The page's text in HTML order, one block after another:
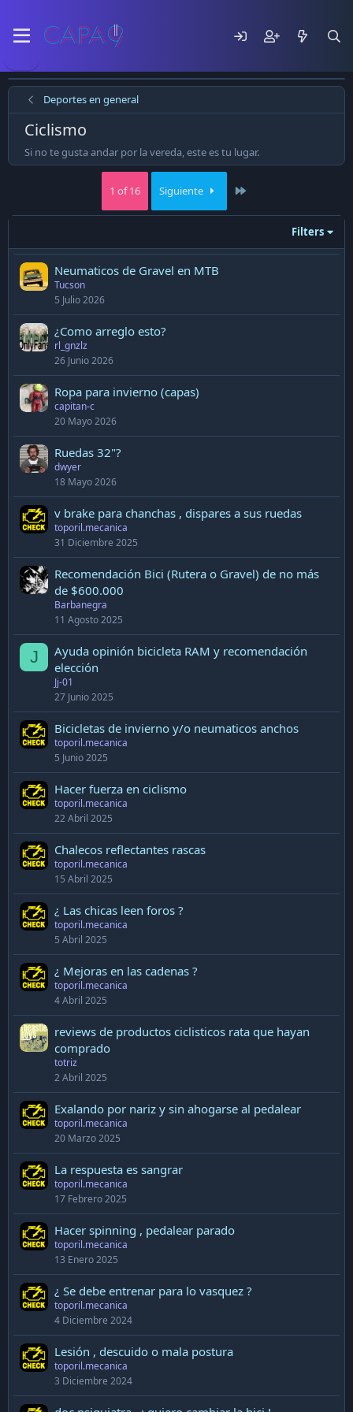
Deportes en general
Ciclismo
Si no te gusta andar por la vereda, este es tu lugar.
1 of 16 Siguiente
Filters
Neumaticos de Gravel en MTB
Tucson
5 Julio 2026
¿Como arreglo esto?
rl_gnzlz
26 Junio 2026
Ropa para invierno (capas)
capitan-c
20 Mayo 2026
Ruedas 32"?
dwyer
18 Mayo 2026
v brake para chanchas , dispares a sus ruedas
toporil.mecanica
31 Diciembre 2025
Recomendación Bici (Rutera o Gravel) de no más
de $600.000
Barbanegra
11 Agosto 2025
J
Ayuda opinión bicicleta RAM y recomendación
elección
Jj-01
27 Junio 2025
Bicicletas de invierno y/o neumaticos anchos
toporil.mecanica
5 Junio 2025
Hacer fuerza en ciclismo
toporil.mecanica
22 Abril 2025
Chalecos reflectantes rascas
toporil.mecanica
15 Abril 2025
¿ Las chicas leen foros ?
toporil.mecanica
5 Abril 2025
¿ Mejoras en las cadenas ?
toporil.mecanica
4 Abril 2025
reviews de productos ciclisticos rata que hayan
comprado
totriz
2 Abril 2025
Exalando por nariz y sin ahogarse al pedalear
toporil.mecanica
20 Marzo 2025
La respuesta es sangrar
toporil.mecanica
17 Febrero 2025
Hacer spinning , pedalear parado
toporil.mecanica
13 Enero 2025
¿ Se debe entrenar para lo vasquez ?
toporil.mecanica
4 Diciembre 2024
Lesión , descuido o mala postura
toporil.mecanica
3 Diciembre 2024